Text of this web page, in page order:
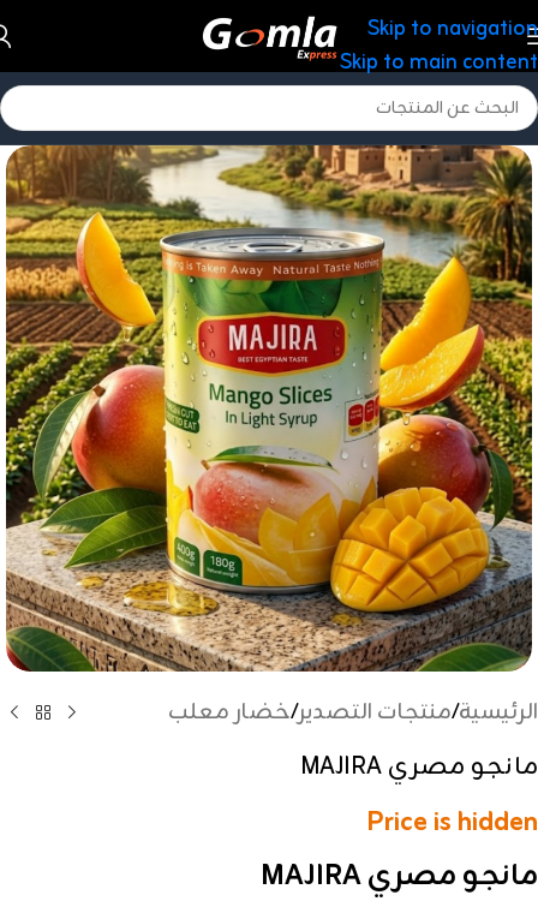
Skip to navigation
Skip to main content
الرئيسية/منتجات التصدير/خضار معلب
مانجو مصري MAJIRA
Price is hidden
مانجو مصري MAJIRA